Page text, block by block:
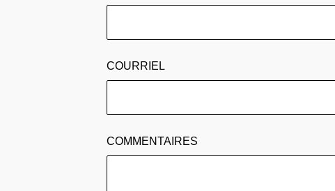
COURRIEL
COMMENTAIRES